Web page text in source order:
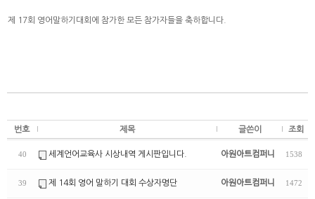
제 17회 영어말하기대회에 참가한 모든 참가자들을 축하합니다.
번호 제목 글쓴이 조회
40 세계언어교육사 시상내역 게시판입니다. 아원아트컴퍼니 1538
39 제 14회 영어 말하기 대회 수상자명단 아원아트컴퍼니 1472